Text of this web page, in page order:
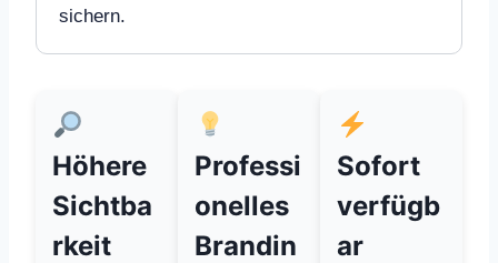
sichern.
Höhere
Sichtba
rkeit
Professi
onelles
Brandin
Sofort
verfügb
ar